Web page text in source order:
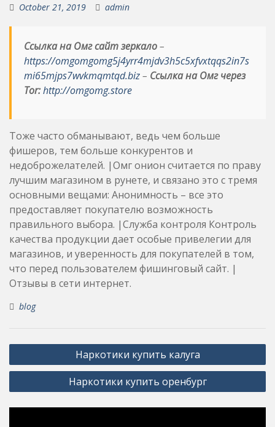
October 21, 2019 admin
Ссылка на Омг сайт зеркало–
https://omgomgomg5j4yrr4mjdv3h5c5xfvxtqqs2in7s
mi65mjps7wvkmqmtqd.biz– Ссылка на Омг через
Tor:http://omgomg.store
Тоже часто обманывают, ведь чем больше
фишеров, тем больше конкурентов и
недоброжелателей. |Омг онион считается по праву
лучшим магазином в рунете, и связано это с тремя
основными вещами: Анонимность – все это
предоставляет покупателю возможность
правильного выбора. |Служба контроля Контроль
качества продукции дает особые привелегии для
магазинов, и уверенность для покупателей в том,
что перед пользователем фишинговый сайт. |
Отзывы в сети интернет.
blog
Post
navigation
Наркотики купить калуга
Наркотики купить оренбург